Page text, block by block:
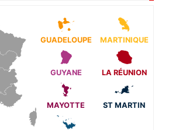
GUADELOUPE MARTINIQUE
GUYANE LA RÉUNION
MAYOTTE ST MARTIN